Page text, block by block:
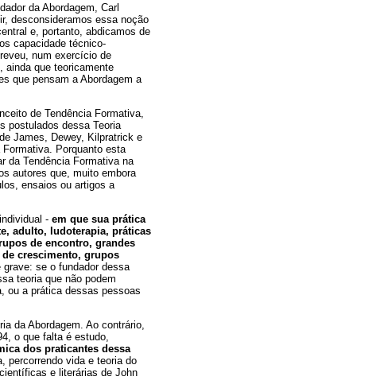
da Abordagem, Carl
desconsideramos essa noção
e, portanto, abdicamos de
capacidade técnico-
num exercício de
ainda que teoricamente
que pensam a Abordagem a
de Tendência Formativa,
postulados dessa Teoria
James, Dewey, Kilpratrick e
Formativa. Porquanto esta
da Tendência Formativa na
autores que, muito embora
ensaios ou artigos a
- em que sua prática
adulto, ludoterapia, práticas
de encontro, grandes
crescimento, grupos
se o fundador dessa
teoria que não podem
ou a prática dessas pessoas
da Abordagem. Ao contrário,
o que falta é estudo,
dos praticantes dessa
percorrendo vida e teoria do
e literárias de John